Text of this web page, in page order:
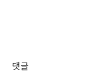
댓글